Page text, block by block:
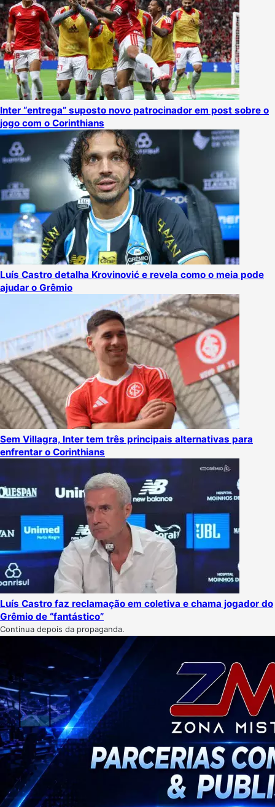
Inter “entrega” suposto novo patrocinador em post sobre o
jogo com o Corinthians
Luís Castro detalha Krovinović e revela como o meia pode
ajudar o Grêmio
Sem Villagra, Inter tem três principais alternativas para
enfrentar o Corinthians
Luís Castro faz reclamação em coletiva e chama jogador do
Grêmio de “fantástico”
Continua depois da propaganda.